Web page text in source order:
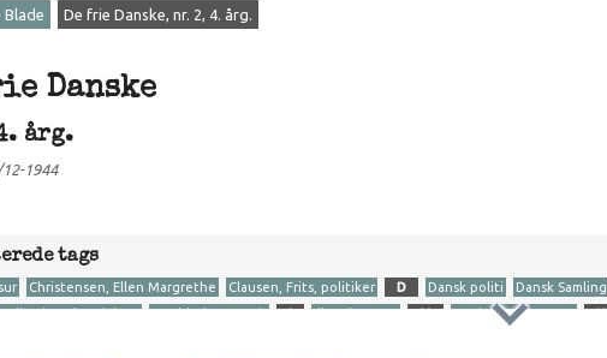
Blade De frie Danske, nr. 2, 4. årg.
Danske
årg.
1944
tags
Christensen, Ellen Margrethe Clausen, Frits, politiker D Dansk politi Dansk Samling
Kai, redaktør
Goebbels, Joseph I Illegal presse M Modstandskampen N